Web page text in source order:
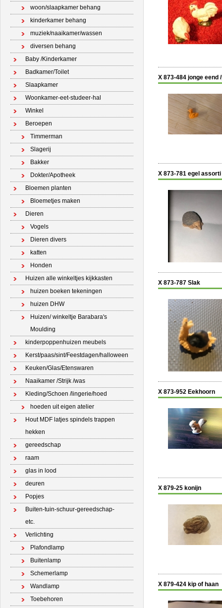
woon/slaapkamer behang
kinderkamer behang
muziek/naaikamer/wassen
diversen behang
Baby /Kinderkamer
Badkamer/Toilet
Slaapkamer
Woonkamer-eet-studeer-hal
Winkel
Beroepen
Timmerman
Slagerij
Bakker
Dokter/Apotheek
Bloemen planten
Bloemetjes maken
Dieren
Vogels
Dieren divers
katten
Honden
Huizen alle winkeltjes kijkkasten
huizen boeken tekeningen
huizen DHW
Huizen/ winkeltje Barabara's
Moulding
kinderpoppenhuizen meubels
Kerst/paas/sint/Feestdagen/halloween
Keuken/Glas/Etenswaren
Naaikamer /Strijk /was
Kleding/Schoen /lingerie/hoed
hoeden uit eigen atelier
Hout MDF latjes spindels trappen
hekken
gereedschap
raam
glas in lood
deuren
Popjes
Buiten-tuin-schuur-gereedschap-
etc.
Verlichting
Plafondlamp
Buitenlamp
Schemerlamp
Wandlamp
Toebehoren
X 873-484 jonge eend
X 873-781 egel assorti
X 873-787 Slak
X 873-952 Eekhoorn
X 879-25 konijn
X 879-424 kip of haan